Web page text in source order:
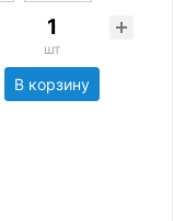
шт
В корзину